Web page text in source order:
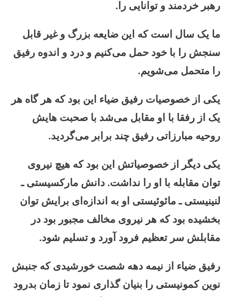
رهبر خردمند و توانایی را.
ما یک سال است که این ضایعه بزرگ و غیر قابل
سنجش را با خود حمل می‌کنیم و درد و اندوه رفیق
را متحمل می‌شویم.
یکی از خصوصیات رفیق ضیاء این بود که هر گاه هر
یک از رفقا با او مقابل می‌شد با صحبت هایش
روحیه مبارزاتی رفیق چند برابر می‌گردید.
یکی دیگر از خصوصیاتش این بود که هیچ نیروی
توان مقابله با او را نداشت. دانش مارکسیستی ـ
لنینیستی ـ مائوئیستی او به اندازه‌ای برایش توان
بخشیده بود که هر نیروی مخالف مجبور بود در
مقابلش سر تعظیم فرود آورد و تسلیم شود.
رفیق ضیاء از نیمه دهه شصت خورشیدی که جنبش
نوین کمونیستی را بنیان گذاری نمود تا زمان بدرود